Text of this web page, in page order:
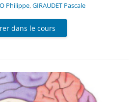
Philippe,GIRAUDET Pascale
dans le cours